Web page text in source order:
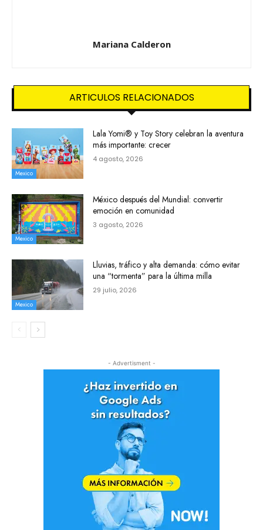
Mariana Calderon
ARTICULOS RELACIONADOS
Mexico
Lala Yomi® y Toy Story celebran la aventura
más importante: crecer
4 agosto, 2026
Mexico
México después del Mundial: convertir
emoción en comunidad
3 agosto, 2026
Mexico
Lluvias, tráfico y alta demanda: cómo evitar
una “tormenta” para la última milla
29 julio, 2026
- Advertisment -